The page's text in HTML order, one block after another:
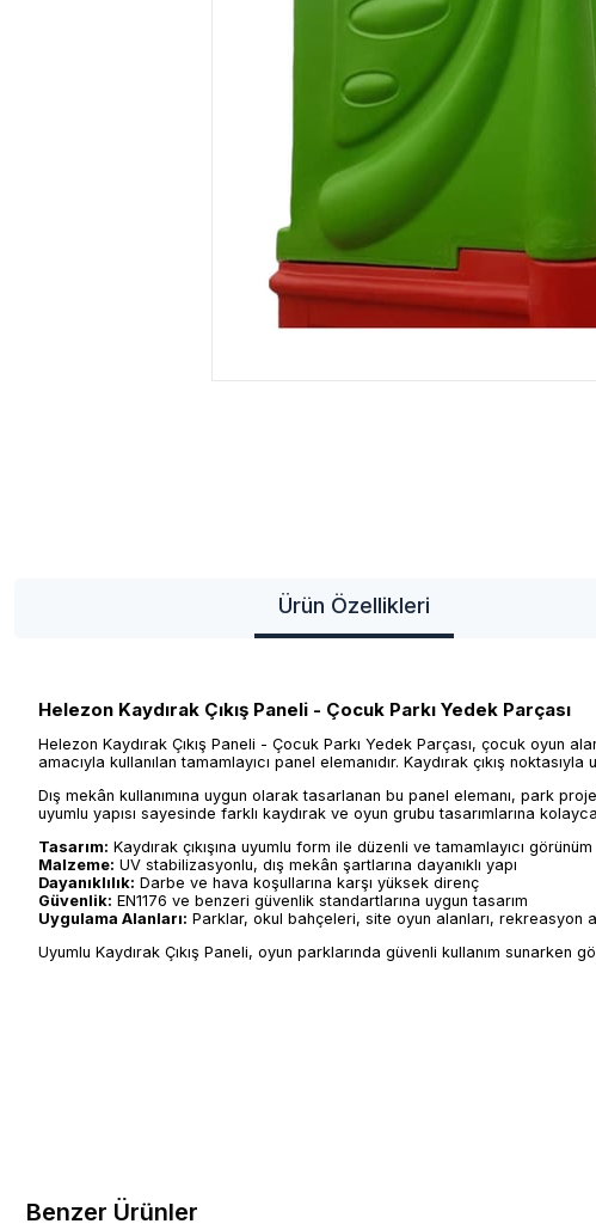
Ürün Özellikleri
Helezon Kaydırak Çıkış Paneli - Çocuk Parkı Yedek Parçası
Helezon Kaydırak Çıkış Paneli - Çocuk Parkı Yedek Parçası, çocuk oyun
amacıyla kullanılan tamamlayıcı panel elemanıdır. Kaydırak çıkış
Dış mekân kullanımına uygun olarak tasarlanan bu panel elemanı, park
uyumlu yapısı sayesinde farklı kaydırak ve oyun grubu tasarımlarına
Tasarım: Kaydırak çıkışına uyumlu form ile düzenli ve tamamlayıcı görünüm
Malzeme: UV stabilizasyonlu, dış mekân şartlarına dayanıklı yapı
Dayanıklılık: Darbe ve hava koşullarına karşı yüksek direnç
Güvenlik: EN1176 ve benzeri güvenlik standartlarına uygun tasarım
Uygulama Alanları: Parklar, okul bahçeleri, site oyun alanları, rekreasyon
Uyumlu Kaydırak Çıkış Paneli, oyun parklarında güvenli kullanım sunarken
Benzer Ürünler